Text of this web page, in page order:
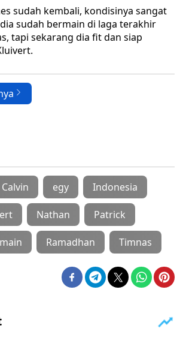
sudah kembali, kondisinya sangat
sudah bermain di laga terakhir
tapi sekarang dia fit dan siap
Calvin egy Indonesia
Nathan Patrick
Ramadhan Timnas